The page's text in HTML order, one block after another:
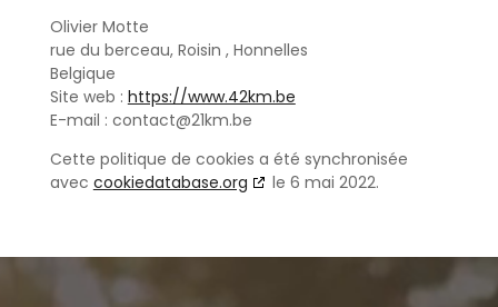
Olivier Motte
rue du berceau, Roisin , Honnelles
Belgique
Site web : https://www.42km.be
E-mail : contact@21km.be
Cette politique de cookies a été synchronisée
avec cookiedatabase.org le 6 mai 2022.